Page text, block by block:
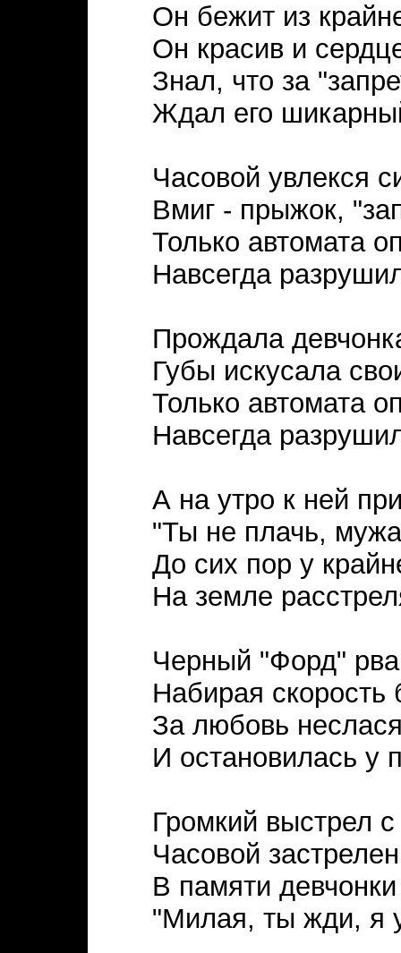
Он бежит из
Он красив и
Знал, что за
Ждал его
Часовой увлекся
Вмиг - прыжок,
Только автомата
Навсегда
Прождала
Губы искусала
Только автомата
Навсегда
А на утро к ней
"Ты не плачь,
До сих пор у
На земле
Черный "Форд"
Набирая скорость
За любовь
И остановилась у
Громкий выстрел
Часовой
В памяти
"Милая, ты жди, я